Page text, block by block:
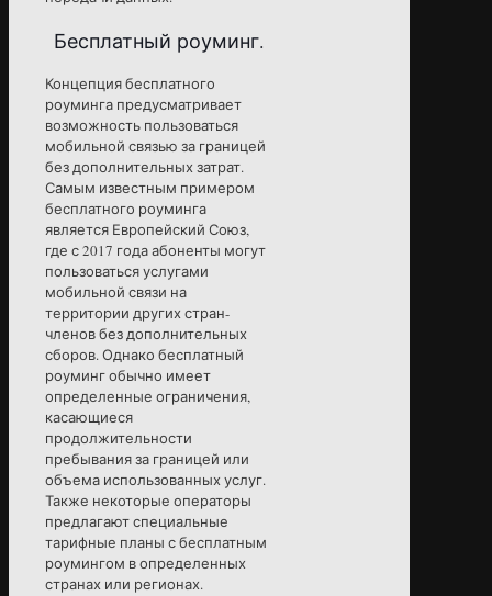
Бесплатный роуминг.
Концепция бесплатного
роуминга предусматривает
возможность пользоваться
мобильной связью за границей
без дополнительных затрат.
Самым известным примером
бесплатного роуминга
является Европейский Союз,
где с 2017 года абоненты могут
пользоваться услугами
мобильной связи на
территории других стран-
членов без дополнительных
сборов. Однако бесплатный
роуминг обычно имеет
определенные ограничения,
касающиеся
продолжительности
пребывания за границей или
объема использованных услуг.
Также некоторые операторы
предлагают специальные
тарифные планы с бесплатным
роумингом в определенных
странах или регионах.